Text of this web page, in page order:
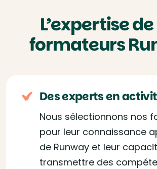
L’expertise
formateurs
Des experts en
Nous sélectionnons nos
pour leur connaissance
de Runway et leur
transmettre des